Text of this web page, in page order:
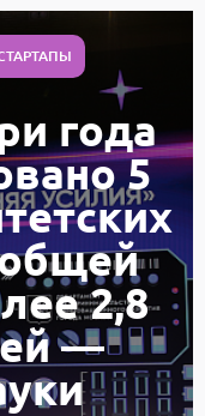
года
5
общей
2,8
—